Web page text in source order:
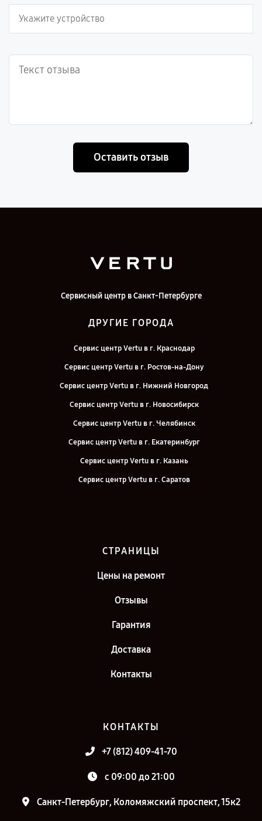
Оставить отзыв
Сервисный центр в Санкт-Петербурге
ДРУГИЕ ГОРОДА
Сервис центр Vertu в г. Краснодар
Сервис центр Vertu в г. Ростов-на-Дону
Сервис центр Vertu в г. Нижний Новгород
Сервис центр Vertu в г. Новосибирск
Сервис центр Vertu в г. Челябинск
Сервис центр Vertu в г. Екатеринбург
Сервис центр Vertu в г. Казань
Сервис центр Vertu в г. Саратов
СТРАНИЦЫ
Цены на ремонт
Отзывы
Гарантия
Доставка
Контакты
КОНТАКТЫ
+7 (812) 409-41-70
c 09:00 до 21:00
Санкт-Петербург, Коломяжский проспект, 15к2